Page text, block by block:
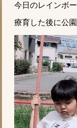
今日のレインボ
療育した後に公